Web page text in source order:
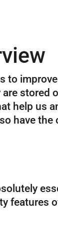
to
stored
help us
have
features